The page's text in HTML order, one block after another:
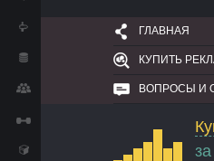
ГЛАВНАЯ
КУПИТЬ
ВОПРОСЫ И
за